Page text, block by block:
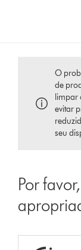
O
de
limpar
evitar
seu
Por